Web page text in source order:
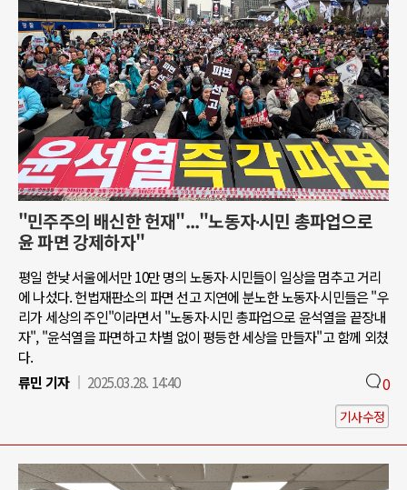
"민주주의 배신한 헌재"..."노동자∙시민 총파업으로
윤 파면 강제하자"
평일 한낮 서울에서만 10만 명의 노동자∙시민들이 일상을 멈추고 거리
에 나섰다. 헌법재판소의 파면 선고 지연에 분노한 노동자∙시민들은 "우
리가 세상의 주인"이라면서 "노동자∙시민 총파업으로 윤석열을 끝장내
자", "윤석열을 파면하고 차별 없이 평등한 세상을 만들자"고 함께 외쳤
다.
류민 기자
2025.03.28. 14:40 0
기사수정